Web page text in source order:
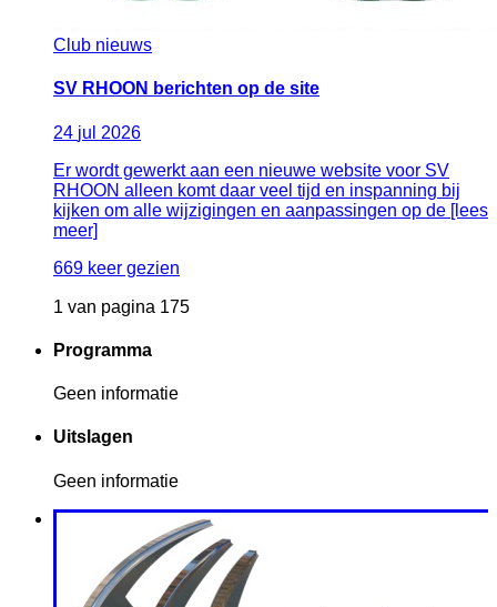
Club nieuws
SV RHOON berichten op de site
24 jul 2026
Er wordt gewerkt aan een nieuwe website voor SV
RHOON alleen komt daar veel tijd en inspanning bij
kijken om alle wijzigingen en aanpassingen op de [lees
meer]
669 keer gezien
1 van pagina 175
Programma
Geen informatie
Uitslagen
Geen informatie